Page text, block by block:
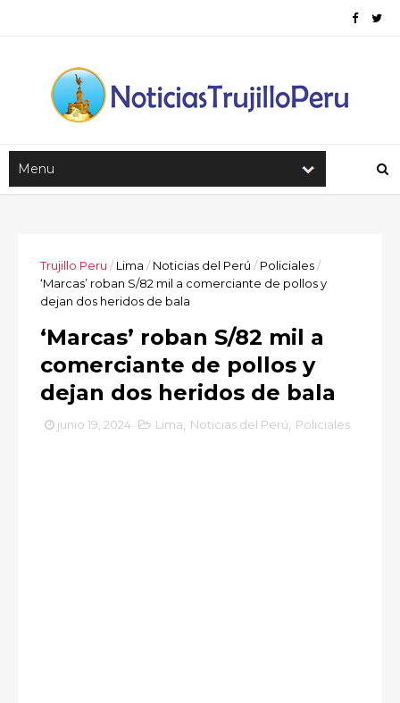
Trujillo Peru / Lima / Noticias del Perú / Policiales/
‘Marcas’ roban S/82 mil a comerciante de pollos y
dejan dos heridos de bala
‘Marcas’ roban S/82 mil a
comerciante de pollos y
dejan dos heridos de bala
junio 19, 2024 Lima Noticias del Perú Policiales